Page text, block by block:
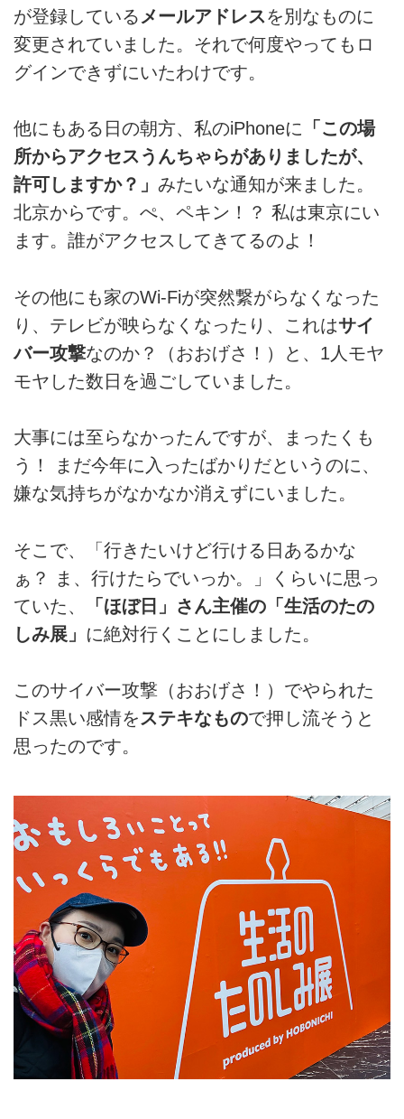
が登録している メールアドレスを別なものに
変更されていました。それで何度やってもロ
グインできずにいたわけです。
他にもある日の朝方、私のiPhoneに 「この場
所からアクセスうんちゃらがありましたが、
許可しますか？」 みたいな通知が来ました。
北京からです。ぺ、ペキン！？ 私は東京にい
ます。誰がアクセスしてきてるのよ！
その他にも家のWi-Fiが突然繋がらなくなった
り、テレビが映らなくなったり、これはサイ
バー攻撃なのか？（おおげさ！）と、1人モヤ
モヤした数日を過ごしていました。
大事には至らなかったんですが、まったくも
う！ まだ今年に入ったばかりだというのに、
嫌な気持ちがなかなか消えずにいました。
そこで、「行きたいけど行ける日あるかな
ぁ？ ま、行けたらでいっか。」くらいに思っ
ていた、
「ほぼ日」さん主催の「生活のたの
しみ展」 に絶対行くことにしました。
このサイバー攻撃（おおげさ！）でやられた
ドス黒い感情をステキなもので押し流そうと
思ったのです。